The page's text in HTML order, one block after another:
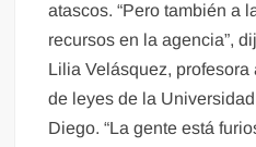
atascos. “Pero también a
recursos en la agencia”,
Lilia Velásquez, profesora
de leyes de la
Diego. “La gente está